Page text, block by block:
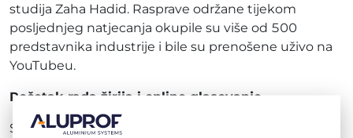
studija Zaha Hadid. Rasprave održane tijekom
posljednjeg natjecanja okupile su više od 500
predstavnika industrije i bile su prenošene uživo na
YouTubeu.
Početak rada žirija i online glasovanje
S krajem prve faze natjecanja „Zgrada godine,